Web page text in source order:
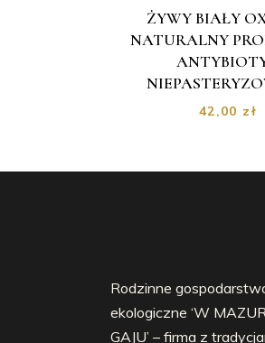
ŻYWY BIAŁY
NATURALNY
42,00 zł
Rodzinne
ekologiczne ‘W
GAJU’ – firma z